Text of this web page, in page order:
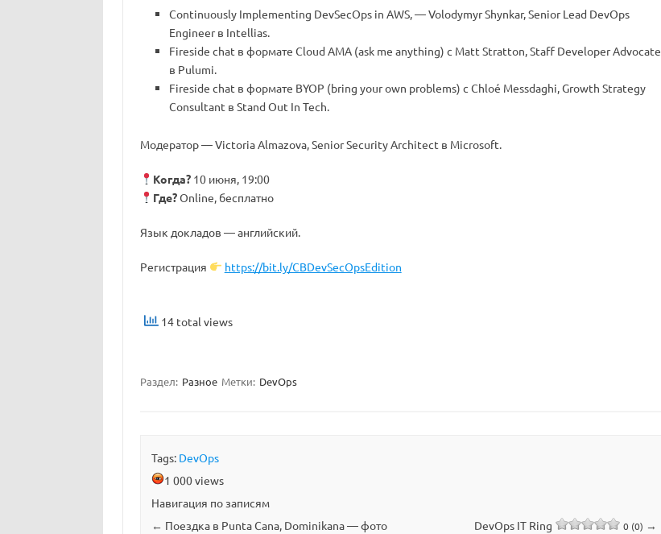
Continuously Implementing DevSecOps in AWS, — Volodymyr Shynkar, Senior Lead DevOps
Engineer в Intellias.
Fireside chat в формате Cloud AMA (ask me anything) с Matt Stratton, Staff Developer Advocate
в Pulumi.
Fireside chat в формате BYOP (bring your own problems) с Chloé Messdaghi, Growth Strategy
Consultant в Stand Out In Tech.
Модератор –– Victoria Almazova, Senior Security Architect в Microsoft.
Когда?10 июня, 19:00
Где?Online, бесплатно
Язык докладов –– английский.
Регистрация https://bit.ly/CBDevSecOpsEdition
14 total views
Раздел: Разное Метки: DevOps
Tags: DevOps
1 000 views
Навигация по записям
← Поездка в Punta Cana, Dominikana — фото DevOps IT Ring 0 (0) →